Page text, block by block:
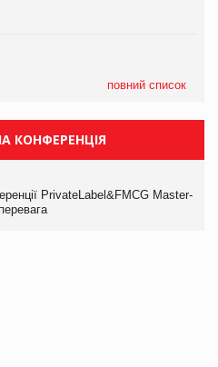
повний список
КОНФЕРЕНЦІЯ
PrivateLabel&FMCG Master-